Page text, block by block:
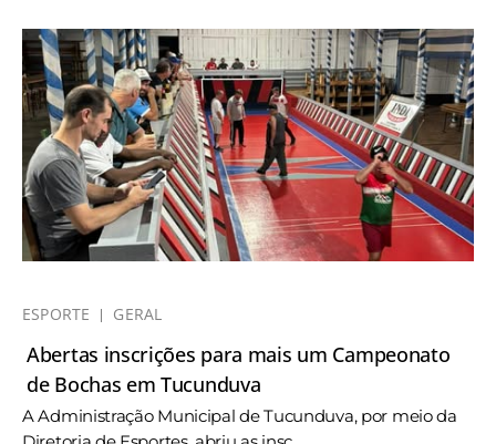
ESPORTE GERAL
Abertas inscrições para mais um Campeonato
de Bochas em Tucunduva
A Administração Municipal de Tucunduva, por meio da